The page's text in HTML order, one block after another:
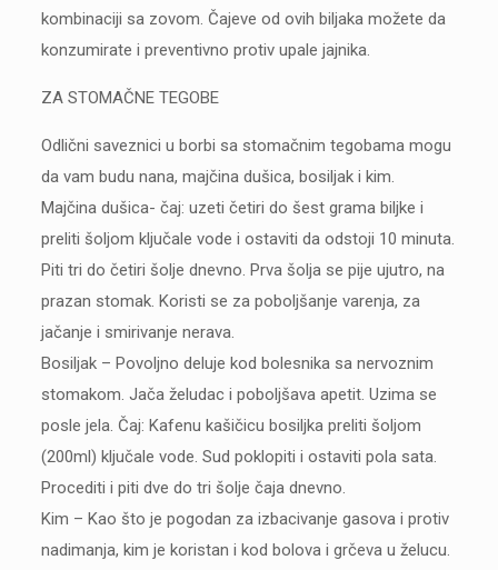
kombinaciji sa zovom. Čajeve od ovih biljaka možete da
konzumirate i preventivno protiv upale jajnika.
ZA STOMAČNE TEGOBE
Odlični saveznici u borbi sa stomačnim tegobama mogu
da vam budu nana, majčina dušica, bosiljak i kim.
Majčina dušica- čaj: uzeti četiri do šest grama biljke i
preliti šoljom ključale vode i ostaviti da odstoji 10 minuta.
Piti tri do četiri šolje dnevno. Prva šolja se pije ujutro, na
prazan stomak. Koristi se za poboljšanje varenja, za
jačanje i smirivanje nerava.
Bosiljak – Povoljno deluje kod bolesnika sa nervoznim
stomakom. Jača želudac i poboljšava apetit. Uzima se
posle jela. Čaj: Kafenu kašičicu bosiljka preliti šoljom
(200ml) ključale vode. Sud poklopiti i ostaviti pola sata.
Procediti i piti dve do tri šolje čaja dnevno.
Kim – Kao što je pogodan za izbacivanje gasova i protiv
nadimanja, kim je koristan i kod bolova i grčeva u želucu.